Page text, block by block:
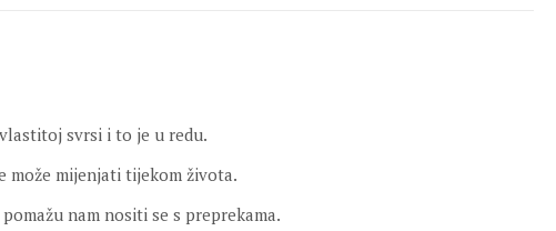
svrsi i to je u redu.
može mijenjati tijekom života.
nam nositi se s preprekama.